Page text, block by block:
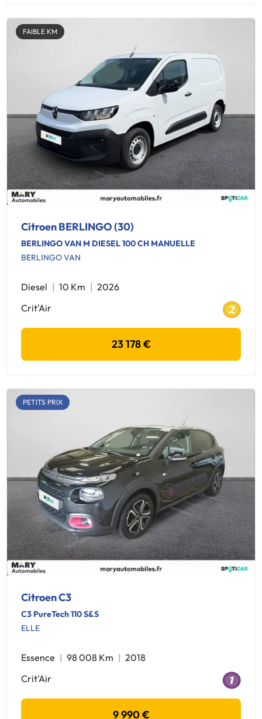
FAIBLE KM
Citroen BERLINGO (30)
BERLINGO VAN M DIESEL 100 CH MANUELLE
BERLINGO VAN
Diesel 10 Km
2026
Crit'Air
23 178 €
PETITS PRIX
Citroen C3
C3 PureTech 110 S&S
ELLE
Essence 98 008 Km
2018
Crit'Air
9 990 €